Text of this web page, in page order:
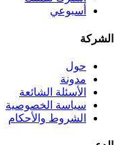
أسبوعي
الشركة
حول
مدونة
الأسئلة الشائعة
سياسة الخصوصية
الشروط والأحكام